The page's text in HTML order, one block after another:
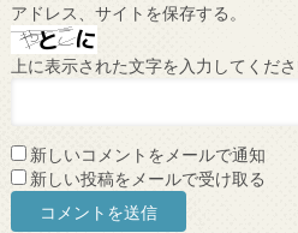
アドレス、サイトを保存する。
上に表示された文字を入力してくださ
新しいコメントをメールで通知
新しい投稿をメールで受け取る